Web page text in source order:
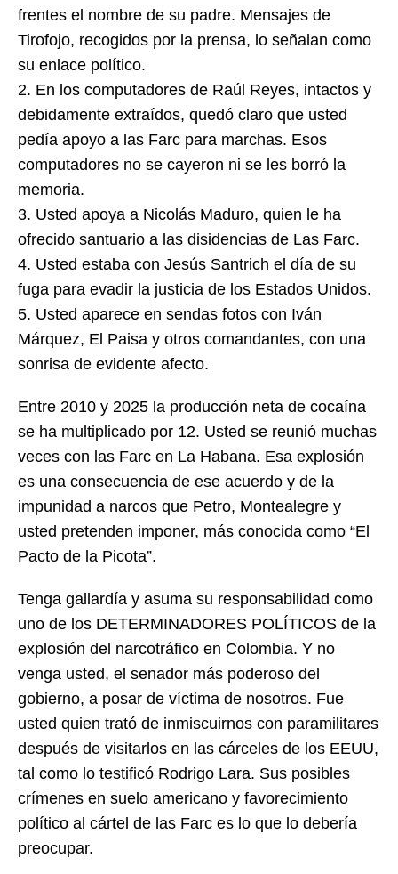
frentes el nombre de su padre. Mensajes de
Tirofojo, recogidos por la prensa, lo señalan como
su enlace político.
2. En los computadores de Raúl Reyes, intactos y
debidamente extraídos, quedó claro que usted
pedía apoyo a las Farc para marchas. Esos
computadores no se cayeron ni se les borró la
memoria.
3. Usted apoya a Nicolás Maduro, quien le ha
ofrecido santuario a las disidencias de Las Farc.
4. Usted estaba con Jesús Santrich el día de su
fuga para evadir la justicia de los Estados Unidos.
5. Usted aparece en sendas fotos con Iván
Márquez, El Paisa y otros comandantes, con una
sonrisa de evidente afecto.
Entre 2010 y 2025 la producción neta de cocaína
se ha multiplicado por 12. Usted se reunió muchas
veces con las Farc en La Habana. Esa explosión
es una consecuencia de ese acuerdo y de la
impunidad a narcos que Petro, Montealegre y
usted pretenden imponer, más conocida como “El
Pacto de la Picota”.
Tenga gallardía y asuma su responsabilidad como
uno de los DETERMINADORES POLÍTICOS de la
explosión del narcotráfico en Colombia. Y no
venga usted, el senador más poderoso del
gobierno, a posar de víctima de nosotros. Fue
usted quien trató de inmiscuirnos con paramilitares
después de visitarlos en las cárceles de los EEUU,
tal como lo testificó Rodrigo Lara. Sus posibles
crímenes en suelo americano y favorecimiento
político al cártel de las Farc es lo que lo debería
preocupar.